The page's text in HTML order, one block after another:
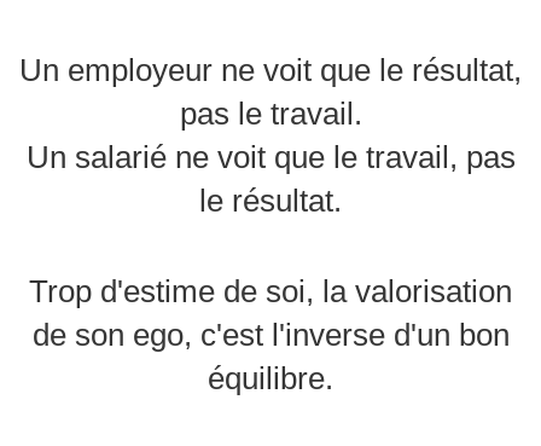
Un employeur ne voit que le résultat,
pas le travail.
Un salarié ne voit que le travail, pas
le résultat.
Trop d'estime de soi, la valorisation
de son ego, c'est l'inverse d'un bon
équilibre.